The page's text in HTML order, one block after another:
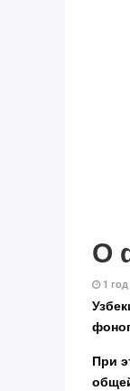
О
1 год
При